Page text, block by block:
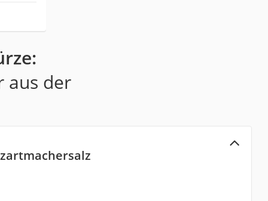
aus der